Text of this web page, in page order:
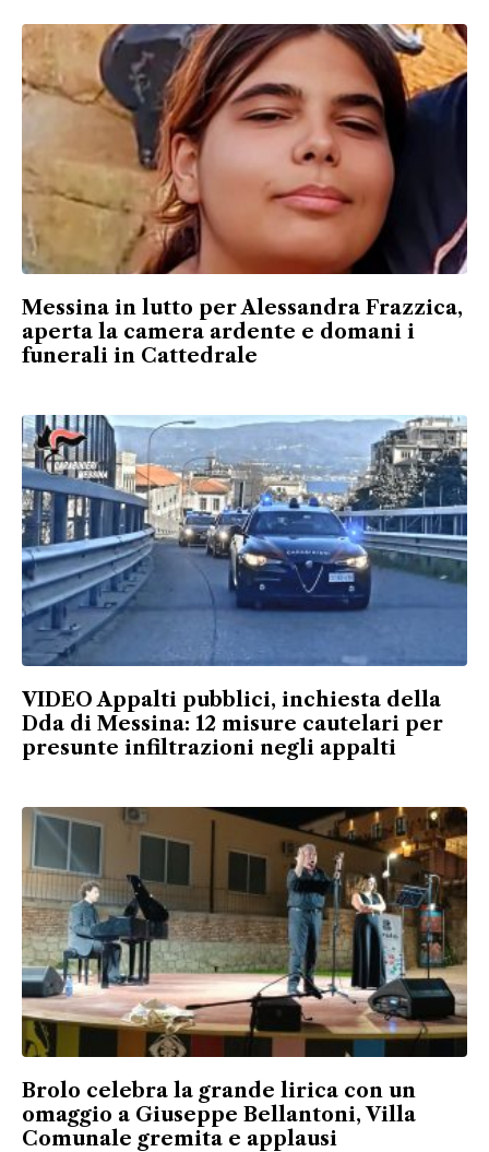
Messina in lutto per Alessandra Frazzica,
aperta la camera ardente e domani i
funerali in Cattedrale
VIDEO Appalti pubblici, inchiesta della
Dda di Messina: 12 misure cautelari per
presunte infiltrazioni negli appalti
Brolo celebra la grande lirica con un
omaggio a Giuseppe Bellantoni, Villa
Comunale gremita e applausi